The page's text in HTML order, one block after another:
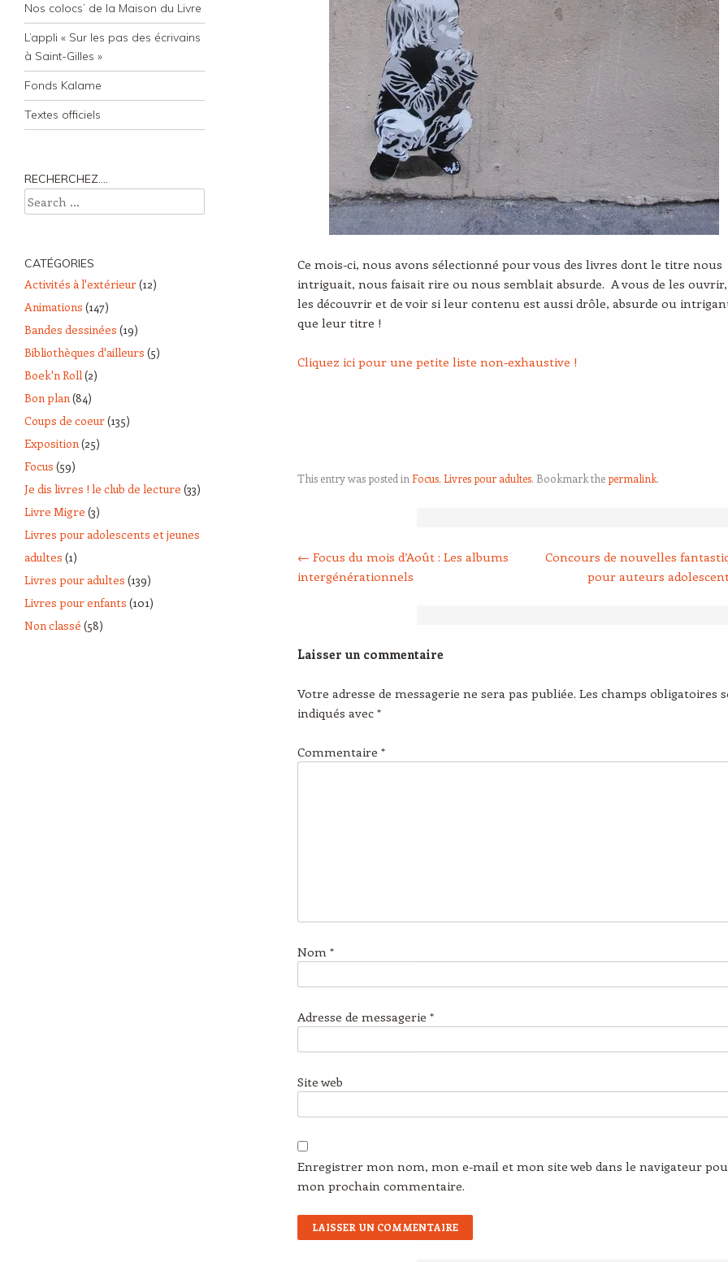
Nos colocs’ de la Maison du Livre
L’appli « Sur les pas des écrivains
à Saint-Gilles »
Fonds Kalame
Textes officiels
Ce mois-ci, nous avons sélectionné pour vous des livres dont le titre nous
intriguait, nous faisait rire ou nous semblait absurde. A vous de les
les découvrir et de voir si leur contenu est aussi drôle, absurde ou
que leur titre !
Cliquez ici pour une petite liste non-exhaustive !
This entry was posted in Focus, Livres pour adultes. Bookmark thepermalink.
← Focus du mois d’Août : Les albums
intergénérationnels
Concours de nouvelles
pour auteurs
Laisser un commentaire
Votre adresse de messagerie ne sera pas publiée. Les champs obligatoires
indiqués avec *
Commentaire *
Nom *
Adresse de messagerie *
Site web
Enregistrer mon nom, mon e-mail et mon site web dans le navigateur
mon prochain commentaire.
RECHERCHEZ….
Search
CATÉGORIES
Activités à l'extérieur(12)
Animations (147)
Bandes dessinées (19)
Bibliothèques d'ailleurs (5)
Boek'n Roll(2)
Bon plan(84)
Coups de coeur(135)
Exposition(25)
Focus (59)
Je dis livres ! le club de lecture (33)
Livre Migre (3)
Livres pour adolescents et jeunes
adultes (1)
Livres pour adultes (139)
Livres pour enfants (101)
Non classé (58)